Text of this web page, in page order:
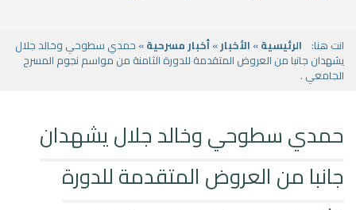
انت هنا: الرئيسية» الأخبار»أخبار مسرحية» حمدي سطوحي وخالد جلال
يشهدان جانبا من العروض المتقدمة للدورة الثامنة من مواسم نجوم المسرح
الجامعي .
حمدي سطوحي وخالد جلال يشهدان
جانبا من العروض المتقدمة للدورة